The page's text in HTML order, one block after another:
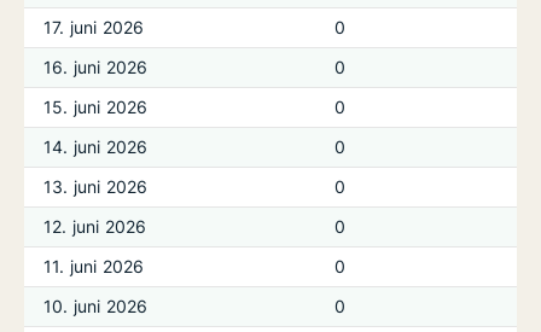
17. juni 2026
0
16. juni 2026
0
15. juni 2026
0
14. juni 2026
0
13. juni 2026
0
12. juni 2026
0
11. juni 2026
0
10. juni 2026
0